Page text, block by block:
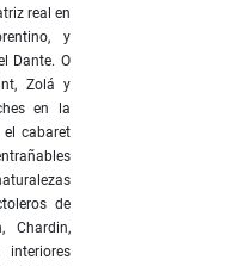
real en
y
Dante. O
Zolá y
en la
cabaret
de
Chardin,